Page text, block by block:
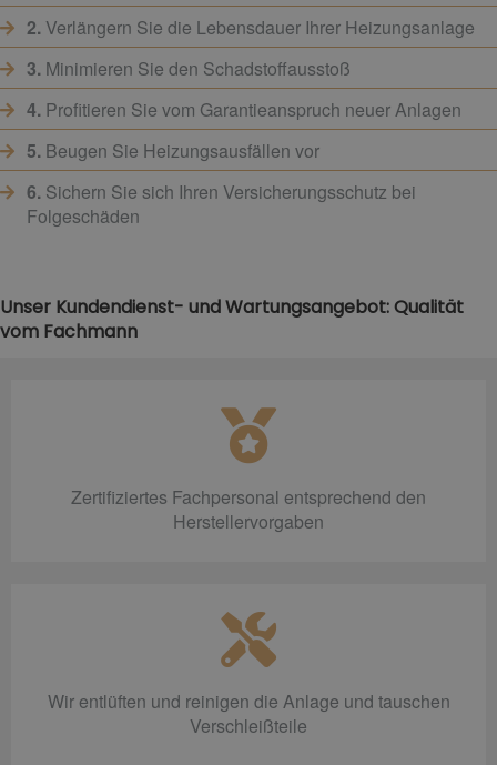
2.Verlängern Sie die Lebensdauer Ihrer Heizungsanlage
3.Minimieren Sie den Schadstoffausstoß
4.Profitieren Sie vom Garantieanspruch neuer Anlagen
5.Beugen Sie Heizungsausfällen vor
6.Sichern Sie sich Ihren Versicherungsschutz bei
Folgeschäden
Unser Kundendienst- und Wartungsangebot: Qualität
vom Fachmann
Zertifiziertes Fachpersonal entsprechend den
Herstellervorgaben
Wir entlüften und reinigen die Anlage und tauschen
Verschleißteile